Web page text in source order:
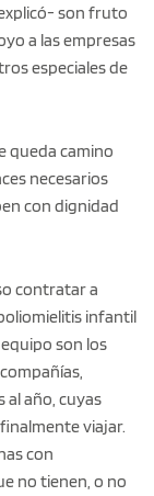
son fruto
a las empresas
especiales de
queda camino
necesarios
con dignidad
contratar a
infantil
son los
al año, cuyas
viajar.
con
no tienen, o no